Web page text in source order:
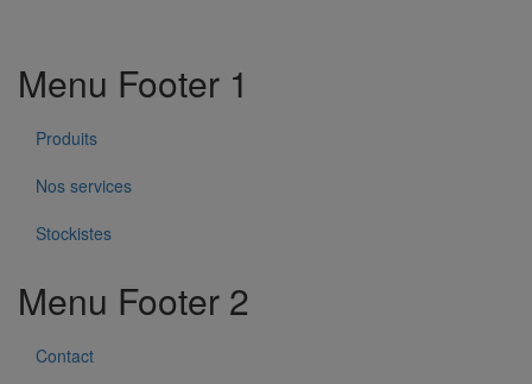
Menu Footer 1
Produits
Nos services
Stockistes
Menu Footer 2
Contact